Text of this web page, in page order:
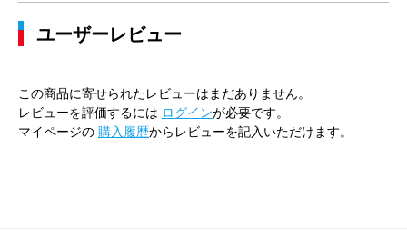
ユーザーレビュー
この商品に寄せられたレビューはまだありません。
レビューを評価するには ログインが必要です。
マイページの 購入履歴からレビューを記入いただけます。